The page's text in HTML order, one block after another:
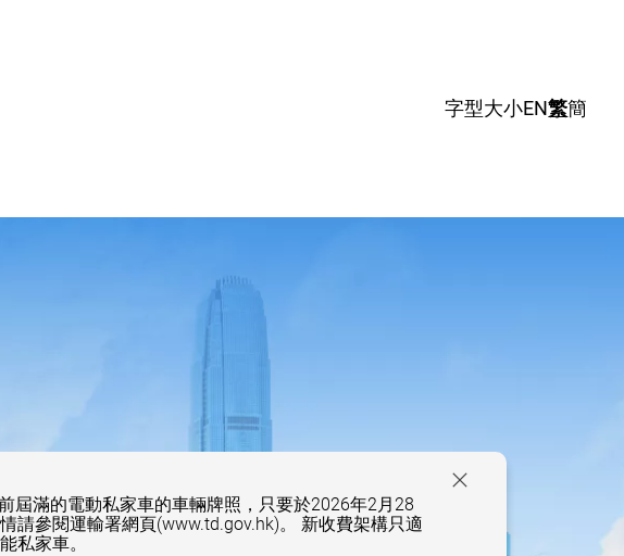
字型大小EN繁簡
屆滿的電動私家車的車輛牌照，只要於2026年2月28
請參閱運輸署網頁(www.td.gov.hk)。 新收費架構只適
私家車。